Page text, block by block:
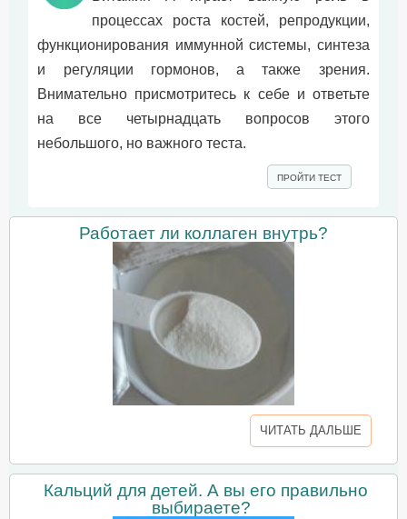
процессах роста костей, репродукции,
функционирования иммунной системы, синтеза
и регуляции гормонов, а также зрения.
Внимательно присмотритесь к себе и ответьте
на все четырнадцать вопросов этого
небольшого, но важного теста.
ПРОЙТИ ТЕСТ
Работает ли коллаген внутрь?
ЧИТАТЬ ДАЛЬШЕ
Кальций для детей. А вы его правильно
выбираете?